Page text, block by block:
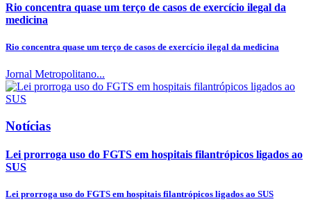
Rio concentra quase um terço de casos de exercício ilegal da
medicina
Rio concentra quase um terço de casos de exercício ilegal da medicina
Jornal Metropolitano...
Notícias
Lei prorroga uso do FGTS em hospitais filantrópicos ligados ao
SUS
Lei prorroga uso do FGTS em hospitais filantrópicos ligados ao SUS